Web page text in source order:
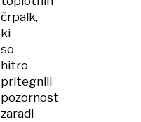
črpalk,
ki
so
hitro
pritegnili
pozornost
zaradi